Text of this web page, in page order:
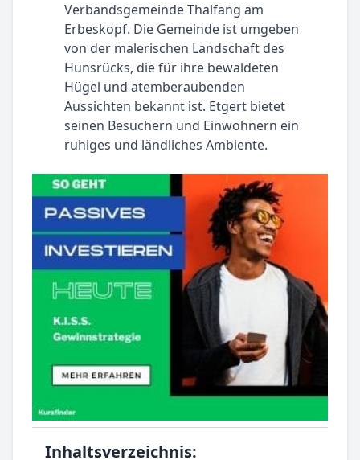
Verbandsgemeinde Thalfang am
Erbeskopf. Die Gemeinde ist umgeben
von der malerischen Landschaft des
Hunsrücks, die für ihre bewaldeten
Hügel und atemberaubenden
Aussichten bekannt ist. Etgert bietet
seinen Besuchern und Einwohnern ein
ruhiges und ländliches Ambiente.
Inhaltsverzeichnis: